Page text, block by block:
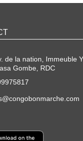
de la nation, Immeuble
Gombe, RDC